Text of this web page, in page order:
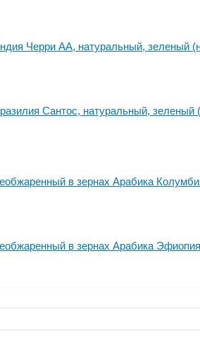
Черри АА, натуральный, зеленый
Сантос, натуральный, зеленый
в зернах Арабика
в зернах Арабика